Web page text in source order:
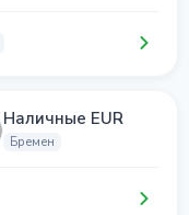
Наличные EUR
Бремен